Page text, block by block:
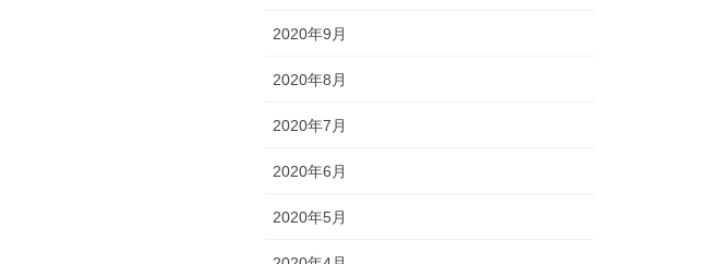
2020年9月
2020年8月
2020年7月
2020年6月
2020年5月